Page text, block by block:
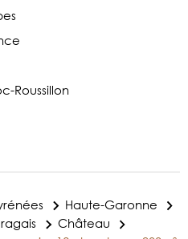
Roussillon
Haute-Garonne
Château